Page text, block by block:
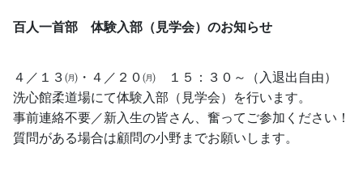
百人一首部　体験入部（見学会）のお知らせ
４／１３㈪・４／２０㈪　１５：３０～（入退出自由）
洗心館柔道場にて体験入部（見学会）を行います。
事前連絡不要／新入生の皆さん、奮ってご参加ください！
質問がある場合は顧問の小野までお願いします。